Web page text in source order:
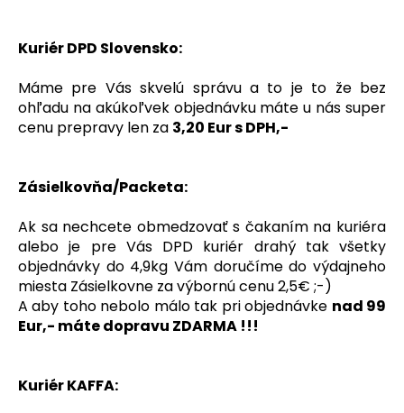
Kuriér DPD Slovensko:
Máme pre Vás skvelú správu a to je to že bez
ohľadu na akúkoľvek objednávku máte u nás super
cenu prepravy len za 3,20 Eur s DPH,-
Zásielkovňa/Packeta:
Ak sa nechcete obmedzovať s čakaním na kuriéra
alebo je pre Vás DPD kuriér drahý tak všetky
objednávky do 4,9kg Vám doručíme do výdajneho
miesta Zásielkovne za výbornú cenu 2,5€ ;-)
A aby toho nebolo málo tak pri objednávke nad 99
Eur,- máte dopravu ZDARMA !!!
Kuriér KAFFA:
O
d
p
ú
a
m
e
MOKATE
2IN1
KS